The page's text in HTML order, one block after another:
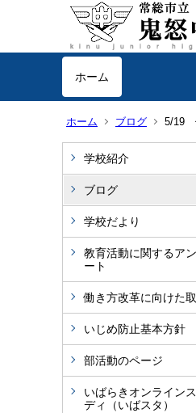
ホーム
ホーム ブログ 5/19
学校紹介
ブログ
学校だより
教育活動に関するア
ート
働き方改革に向けた
いじめ防止基本方針
部活動のページ
いばらきオンライン
ディ（いばスタ）